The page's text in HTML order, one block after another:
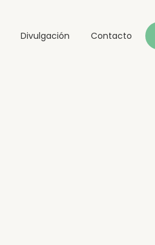
Divulgación Contacto